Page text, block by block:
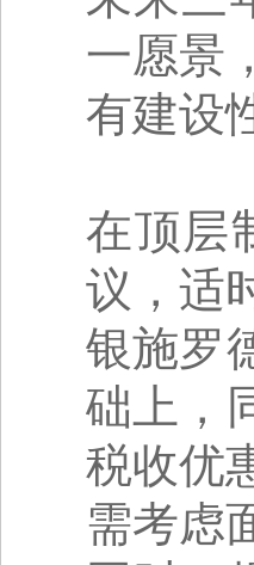
一愿景
有建设
在顶层
议，适
银施罗
础上，
税收优
需考虑